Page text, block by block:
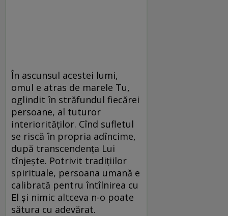
În ascunsul acestei lumi,
omul e atras de marele Tu,
oglindit în străfundul fiecărei
persoane, al tuturor
interiorităţilor. Cînd sufletul
se riscă în propria adîncime,
după transcendenţa Lui
tînjeşte. Potrivit tradiţiilor
spirituale, persoana umană e
calibrată pentru întîlnirea cu
El şi nimic altceva n-o poate
sătura cu adevărat.